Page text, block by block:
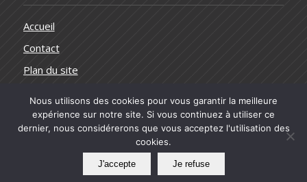
Accueil
Contact
Plan du site
© Copyright - Ste ORTINO Lyon, Pusignan, 69 |Mentions légales
Nous utilisons des cookies pour vous garantir la meilleure
expérience sur notre site. Si vous continuez à utiliser ce
dernier, nous considérerons que vous acceptez l'utilisation des
cookies.
J'accepte Je refuse